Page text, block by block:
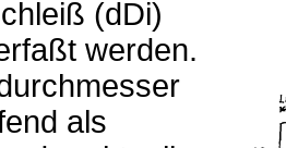
(dDi)
werden.
als